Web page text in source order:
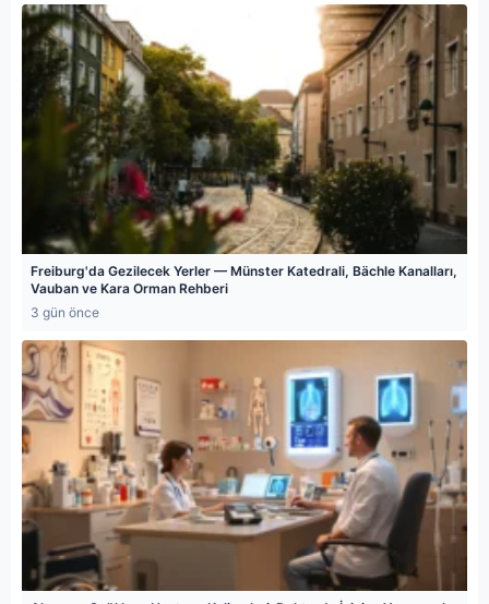
Freiburg'da Gezilecek Yerler — Münster Katedrali, Bächle Kanalları,
Vauban ve Kara Orman Rehberi
3 gün önce